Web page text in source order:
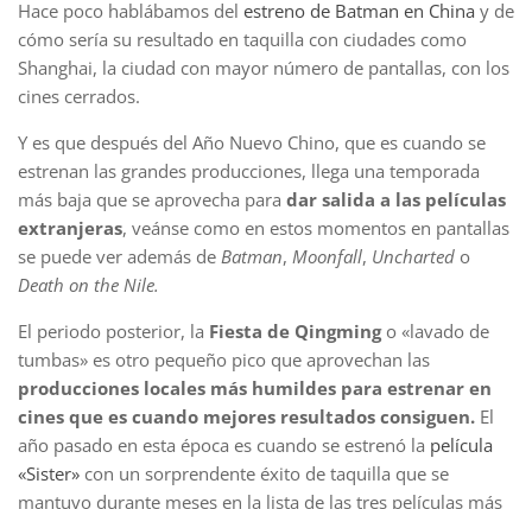
Hace poco hablábamos del estreno de Batman en China y de
cómo sería su resultado en taquilla con ciudades como
Shanghai, la ciudad con mayor número de pantallas, con los
cines cerrados.
Y es que después del Año Nuevo Chino, que es cuando se
estrenan las grandes producciones, llega una temporada
más baja que se aprovecha para dar salida a las películas
extranjeras, veánse como en estos momentos en pantallas
se puede ver además de Batman, Moonfall, Uncharted o
Death on the Nile.
El periodo posterior, la Fiesta de Qingming o «lavado de
tumbas» es otro pequeño pico que aprovechan las
producciones locales más humildes para estrenar en
cines que es cuando mejores resultados consiguen. El
año pasado en esta época es cuando se estrenó la película
«Sister» con un sorprendente éxito de taquilla que se
mantuvo durante meses en la lista de las tres películas más